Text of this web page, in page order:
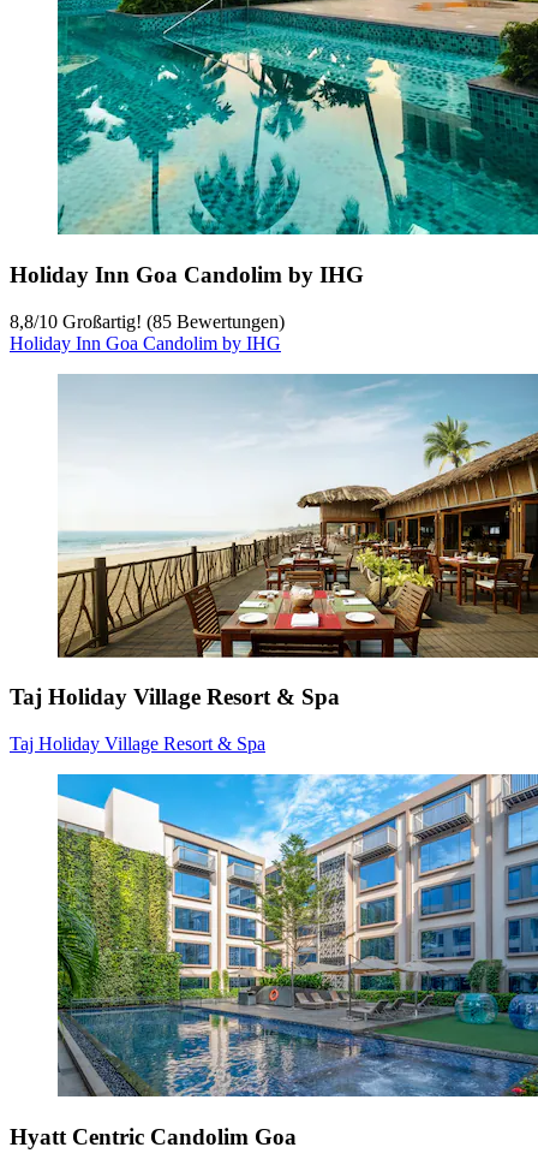
Holiday Inn Goa Candolim by IHG
8,8/10 Großartig! (85 Bewertungen)
Holiday Inn Goa Candolim by IHG
Taj Holiday Village Resort & Spa
Taj Holiday Village Resort & Spa
Hyatt Centric Candolim Goa